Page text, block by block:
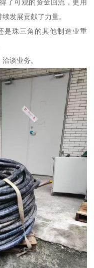
了可观的资金回流，更用
发展贡献了力量。
是珠三角的其他制造业重
谈业务。